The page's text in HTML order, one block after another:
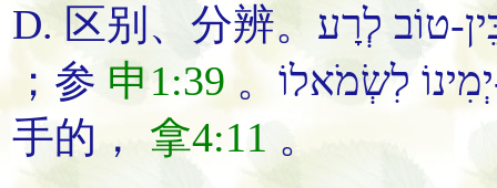
D. 区别 、 分辨
טוֹב לְרָע
；参 申1:39
יְמִינוֹ לִשְׂמֹאלוֹ
手的 ， 拿4:11 。